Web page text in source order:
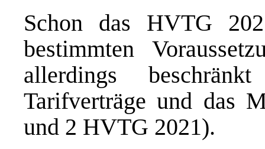
Schon das HVTG
bestimmten
allerdings
Tarifverträge und das
und 2 HVTG 2021).